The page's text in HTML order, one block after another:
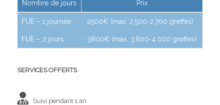
Nombre de jours Prix
FUE – 1 journée 2500€ (max. 2.500-2.700 greffes)
FUE – 2 jours 3800€ (max. 3.800-4.000 greffes)
SERVICES OFFERTS
Suivi pendant 1 an